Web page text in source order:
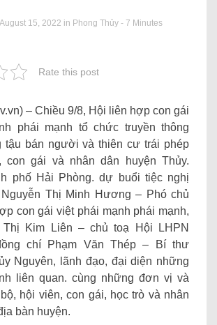
15, 2022 in Phong Thủy - 7 Minutes
Rate this post
– Chiều 9/8, Hội liên hợp con gái
phái mạnh tổ chức truyền thông
tậu bán người và thiên cư trái phép
con gái và nhân dân huyện Thủy.
phố Hải Phòng. dự buổi tiệc nghị
Thị Minh Hương – Phó chủ
con gái việt phái mạnh phái mạnh,
Kim Liên – chủ toạ Hội LHPN
chí Phạm Văn Thép – Bí thư
Nguyên, lãnh đạo, đại diện những
liên quan. cùng những đơn vị và
hội viên, con gái, học trò và nhân
bàn huyện.